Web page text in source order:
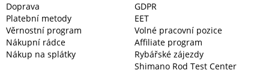
Doprava
Platební metody
Věrnostní program
Nákupní rádce
Nákup na splátky
GDPR
EET
Volné pracovní pozice
Affiliate program
Rybářské zájezdy
Shimano Rod Test Center